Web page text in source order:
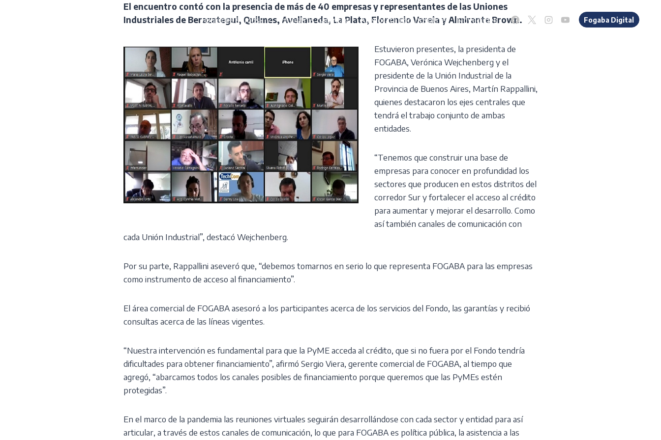
¿Quiénes somos? Nuestras garantías Asesorate con nosotros Novedades Fogaba Digital
El encuentro contó con la presencia de más de 40 empresas y representantes de las Uniones
Industriales de Berazategui, Quilmes, Avellaneda, La Plata, Florencio Varela y Almirante Brown.
Estuvieron presentes, la presidenta de
FOGABA, Verónica Wejchenberg y el
presidente de la Unión Industrial de la
Provincia de Buenos Aires, Martín Rappallini,
quienes destacaron los ejes centrales que
tendrá el trabajo conjunto de ambas
entidades.
“Tenemos que construir una base de
empresas para conocer en profundidad los
sectores que producen en estos distritos del
corredor Sur y fortalecer el acceso al crédito
para aumentar y mejorar el desarrollo. Como
así también canales de comunicación con
cada Unión Industrial”, destacó Wejchenberg.
Por su parte, Rappallini aseveró que, “debemos tomarnos en serio lo que representa FOGABA para las empresas
como instrumento de acceso al financiamiento”.
El área comercial de FOGABA asesoró a los participantes acerca de los servicios del Fondo, las garantías y recibió
consultas acerca de las líneas vigentes.
“Nuestra intervención es fundamental para que la PyME acceda al crédito, que si no fuera por el Fondo tendría
dificultades para obtener financiamiento”, afirmó Sergio Viera, gerente comercial de FOGABA, al tiempo que
agregó, “abarcamos todos los canales posibles de financiamiento porque queremos que las PyMEs estén
protegidas”.
En el marco de la pandemia las reuniones virtuales seguirán desarrollándose con cada sector y entidad para así
articular, a través de estos canales de comunicación, lo que para FOGABA es política pública, la asistencia a las